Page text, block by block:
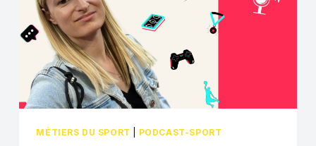
MÉTIERS DU SPORT PODCAST-SPORT